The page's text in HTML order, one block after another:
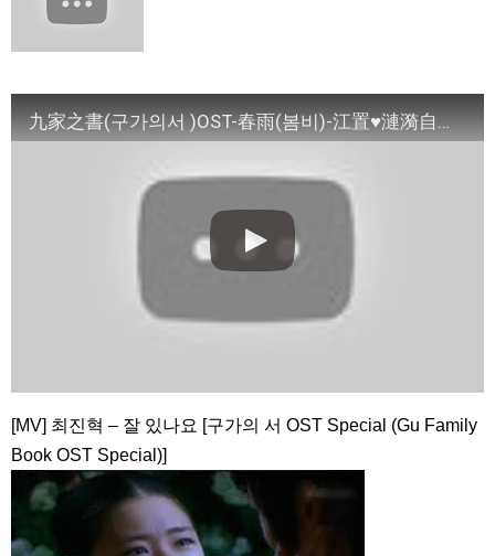
Arthdal Chronicles: The Sword of Aramun – Eunseom &
Saya NEW!
「退屈だ・暇だ」を韓国語では？「심심하다（シムシマダ）」
の意味・使い方について
yoon kyun sang
HSF(126)-윤균상 서울숲 벤치 (YUN Kyunsang)(4)September::
Healing in Seoul Forest (서울숲)
ハン・ヘジン 한혜진 – (선공개) 강남 3대 얼짱 출신 &#39;한혜진
언니&#39; (ft. 도여니의 학창시절) | 편 먹고 갈래요? 밥블레스유 2
九尾狐外伝 第２話 キム・ジウ チョ・ヒョンジェ
九尾狐外伝 メイキング03 ハン・イェスル
チョ・ヒョンジェ 조현재 九尾狐外伝 制作発表会
キム・テヒの弟イ・ワン♥イ・ボミ、今日（28日）結婚……
「ライフ・ オン・ マーズ」2019年11月2日TSUTAYAにて先行
レンタル開始！
九家之書(구가의서 )OST-春雨(봄비)-江置♥漣漪自製MV-이승기&배수지
[MV] 최진혁 – 잘 있나요 [구가의 서 OST Special (Gu Family
Book OST Special)]